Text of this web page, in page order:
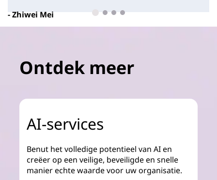
- Zhiwei Mei
Ontdek meer
AI-services
Benut het volledige potentieel van AI en
creëer op een veilige, beveiligde en snelle
manier echte waarde voor uw organisatie.